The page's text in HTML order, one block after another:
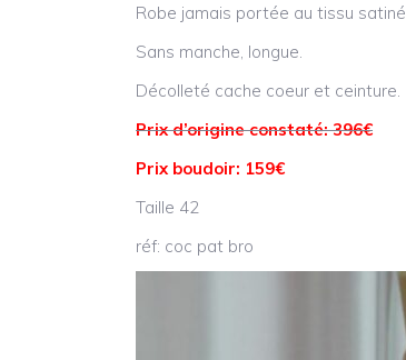
Robe jamais portée au tissu satiné.
Sans manche, longue.
Décolleté cache coeur et ceinture.
Prix d’origine constaté: 396€
Prix boudoir: 159€
Taille 42
réf: coc pat bro